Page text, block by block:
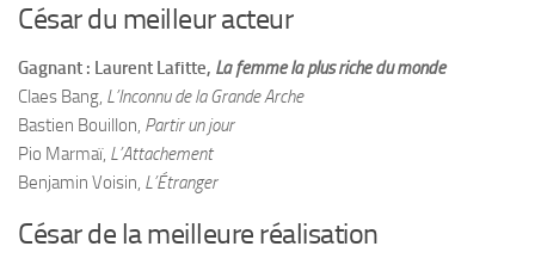
César du meilleur acteur
Gagnant : Laurent Lafitte, La femme la plus riche du monde
Claes Bang, L’Inconnu de la Grande Arche
Bastien Bouillon, Partir un jour
Pio Marmaï, L’Attachement
Benjamin Voisin, L’Étranger
César de la meilleure réalisation